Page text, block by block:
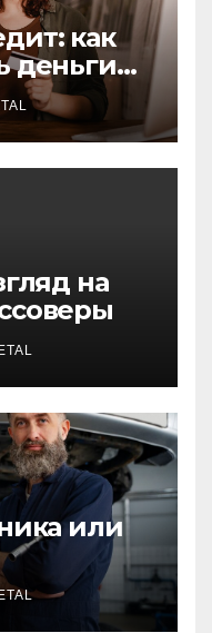
как
деньги
на
или